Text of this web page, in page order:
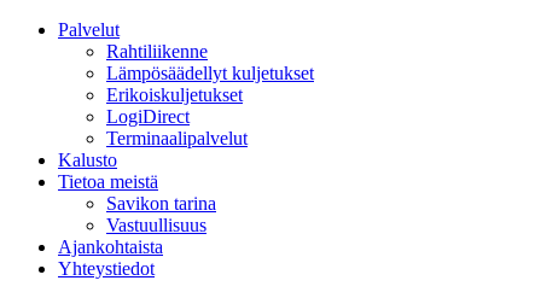
Palvelut
Rahtiliikenne
Lämpösäädellyt kuljetukset
Erikoiskuljetukset
LogiDirect
Terminaalipalvelut
Kalusto
Tietoa meistä
Savikon tarina
Vastuullisuus
Ajankohtaista
Yhteystiedot